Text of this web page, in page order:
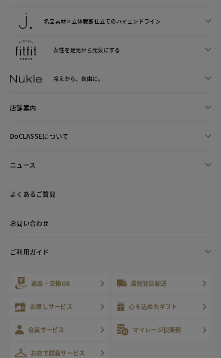
名品素材×立体裁断仕立てのハイエンドライン
女性を足元から元気にする
冷えから、 自由に。
店舗案内
DoCLASSEについて
ニュース
よくあるご質問
お問い合わせ
ご利用ガイド
返品・交換OK 最短翌日配送
お直しサービス 心を込めたギフト
会員サービス マイレージ倶楽部
お店で試着サービス